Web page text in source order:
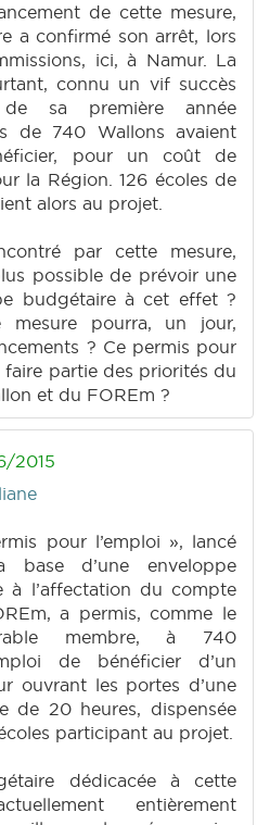
de cette mesure,
a confirmé son arrêt, lors
ici, à Namur. La
connu un vif succès
sa première année
de 740 Wallons avaient
pour un coût de
la Région. 126 écoles de
alors au projet.
par cette mesure,
possible de prévoir une
budgétaire à cet effet ?
mesure pourra, un jour,
? Ce permis pour
partie des priorités du
et du FOREm ?
2015
pour l’emploi », lancé
d’une enveloppe
à l’affectation du compte
a permis, comme le
membre, à 740
de bénéficier d’un
ouvrant les portes d’une
de 20 heures, dispensée
participant au projet.
dédicacée à cette
entièrement